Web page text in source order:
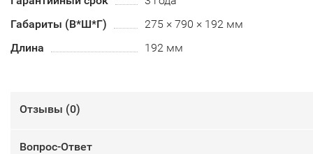
Габариты (В*Ш*Г)
275 × 790 × 192 мм
Длина
192 мм
Отзывы (0)
Вопрос-Ответ